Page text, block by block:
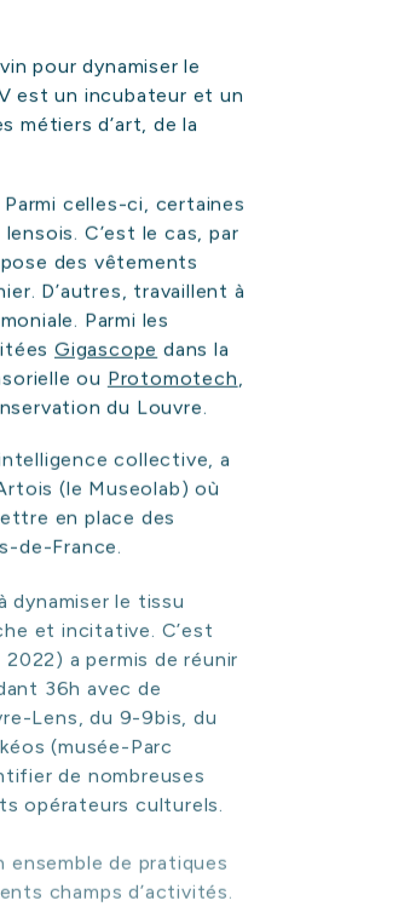
?
pour dynamiser le
est un incubateur et un
métiers d’art, de la
celles-ci, certaines
C’est le cas, par
des vêtements
D’autres, travaillent à
Parmi les
Gigascope dans la
ou Protomotech
du Louvre.
collective, a
(le Museolab) où
en place des
de-France.
le tissu
et incitative. C’est
a permis de réunir
36h avec de
Lens, du 9-9bis, du
(musée-Parc
de nombreuses
opérateurs culturels.
champs d’activités.
et savoir-